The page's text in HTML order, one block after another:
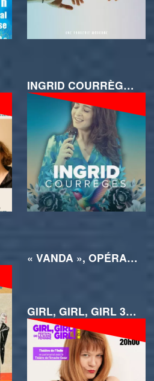
INGRID COURRÈGES EN TOURNÉE CHEZ VOUS
« VANDA », OPÉRA DE CHAMBRE DE LIONEL GINOUX
GIRL, GIRL, GIRL 3EME FESTIVAL DE LA SCÈNE FÉMININE